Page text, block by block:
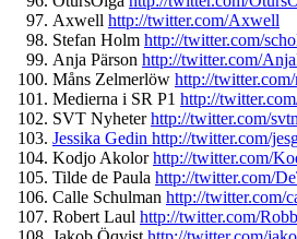
Axwell http://twitter.com/Axwell
Stefan Holm http://twitter.com/
Anja Pärson http://twitter.com/
Måns Zelmerlöw http://twitter.com/
Medierna i SR P1 http://
SVT Nyheterhttp://twitter.com/
Jessika Gedin http://twitter.com/
Kodjo Akolorhttp://twitter.com/
Tilde de Paula http://twitter.com/
Calle Schulman http://twitter.com/
Robert Laul http://twitter.com/